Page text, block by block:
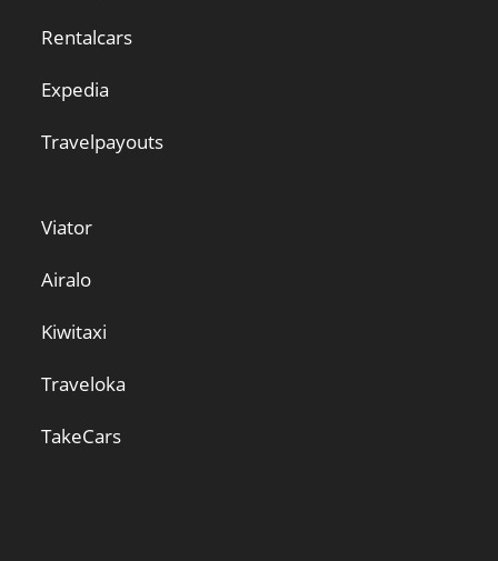
Rentalcars
Expedia
Travelpayouts
Viator
Airalo
Kiwitaxi
Traveloka
TakeCars